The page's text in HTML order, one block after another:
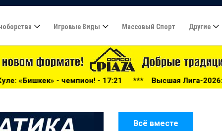
Игровые Виды Массовый Спорт Другие
- 17:21 ***Высшая Лига-2026: беспощадный
Всё вместе